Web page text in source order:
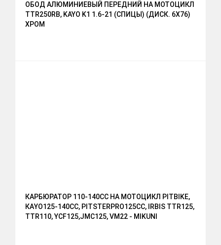
ОБОД АЛЮМИНИЕВЫЙ ПЕРЕДНИЙ НА МОТОЦИКЛ
TTR250RB, KAYO K1 1.6-21 (СПИЦЫ) (ДИСК. 6X76)
ХРОМ
КАРБЮРАТОР 110-140CC НА МОТОЦИКЛ PITBIKE,
КАYО125-140СС, РITSTЕRРRО125СС, IRBIS TTR125,
TTR110, YCF125,JMC125, VM22 - MIKUNI